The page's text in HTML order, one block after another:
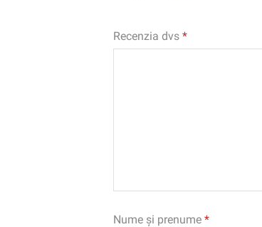
Recenzia dvs *
Nume și prenume *